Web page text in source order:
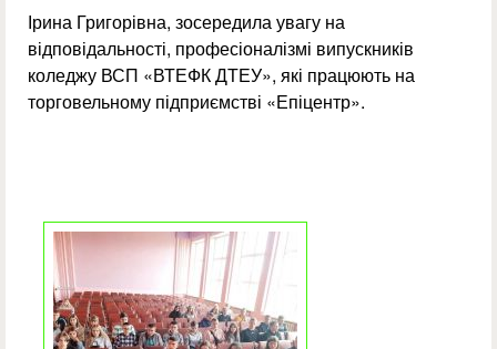
Ірина Григорівна, зосередила увагу на
відповідальності, професіоналізмі випускників
коледжу ВСП «ВТЕФК ДТЕУ», які працюють на
торговельному підприємстві «Епіцентр».